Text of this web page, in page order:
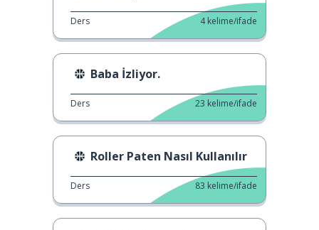
Ders 4 kelime/ifade
Baba İzliyor.
Ders 23 kelime/ifade
Roller Paten Nasıl Kullanılır
Ders 83 kelime/ifade